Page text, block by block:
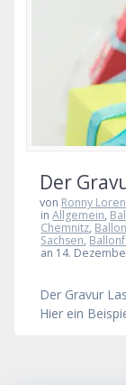
Der
von Ronny
inAllgemein,
Chemnitz,
Sachsen,
an 14.
Der Gravur
Hier ein